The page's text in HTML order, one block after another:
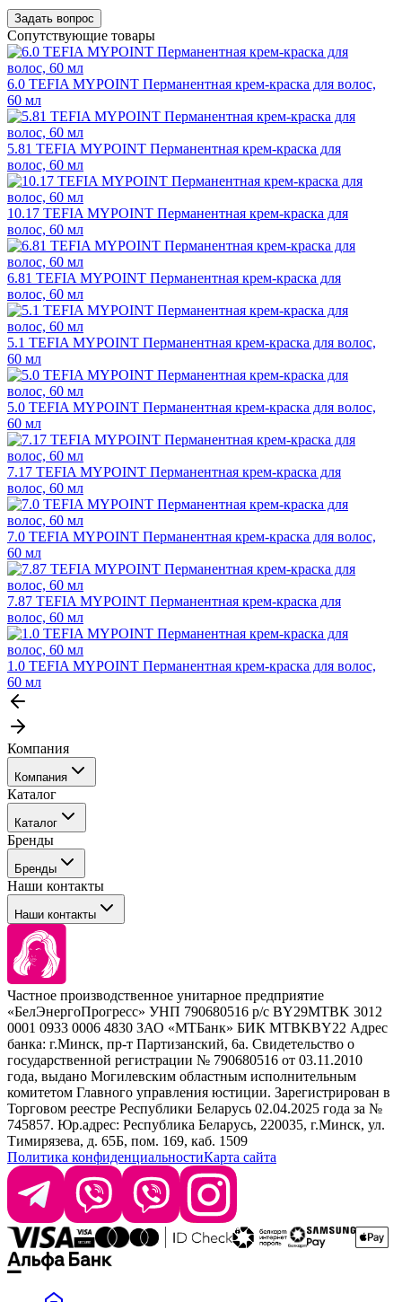
Задать вопрос
Сопутствующие товары
6.0 TEFIA MYPOINT Перманентная крем-краска для волос,
60 мл
5.81 TEFIA MYPOINT Перманентная крем-краска для
волос, 60 мл
10.17 TEFIA MYPOINT Перманентная крем-краска для
волос, 60 мл
6.81 TEFIA MYPOINT Перманентная крем-краска для
волос, 60 мл
5.1 TEFIA MYPOINT Перманентная крем-краска для волос,
60 мл
5.0 TEFIA MYPOINT Перманентная крем-краска для волос,
60 мл
7.17 TEFIA MYPOINT Перманентная крем-краска для
волос, 60 мл
7.0 TEFIA MYPOINT Перманентная крем-краска для волос,
60 мл
7.87 TEFIA MYPOINT Перманентная крем-краска для
волос, 60 мл
1.0 TEFIA MYPOINT Перманентная крем-краска для волос,
60 мл
Компания
Компания
События
Покупателю
Каталог
Каталог
Профессиональные средства для окрашивания волос
Сервисные средства
Уход
Стайлинг
Брови и ресницы
Барберинг
Наборы
Расходные материалы
Бренды
Бренды
Tefia
Concept
Kezy
Barex
Sim Sensitive
Kebren
Selective Professional
White Line
Наши контакты
Наши контакты
+ 375 44 7233514
+ 375 29 1649505
info@krasabel.by
Офис: г. Минск, ул. Тимирязева 65Б, офис 1509
Склад: г. Минск, ул. Домбровская, 15
Время работы: пн–чт 9:00–17:30, пт 9:00–17:00
Частное производственное унитарное предприятие
«БелЭнергоПрогресс» УНП 790680516 р/с BY29MTBK 3012
0001 0933 0006 4830 ЗАО «МТБанк» БИК MTBKBY22 Адрес
банка: г.Минск, пр-т Партизанский, 6а. Свидетельство о
государственной регистрации № 790680516 от 03.11.2010
года, выдано Могилевским областным исполнительным
комитетом Главного управления юстиции. Зарегистрирован в
Торговом реестре Республики Беларусь 02.04.2025 года за №
745857. Юр.адрес: Республика Беларусь, 220035, г.Минск, ул.
Тимирязева, д. 65Б, пом. 169, каб. 1509
Политика конфиденциальностиКарта сайта